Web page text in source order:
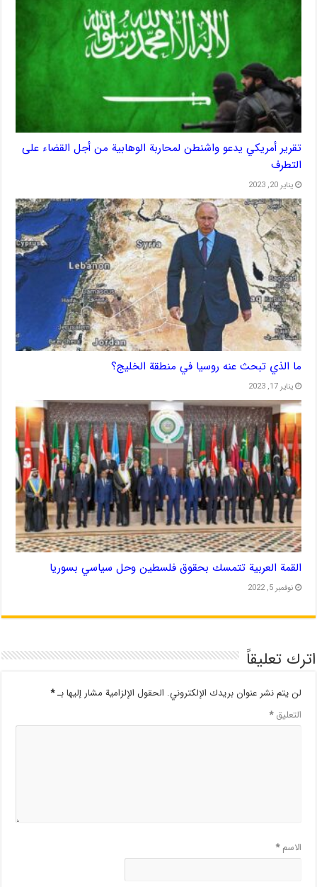
تقرير أمريكي يدعو واشنطن لمحاربة الوهابية من أجل القضاء على
التطرف
يناير 20, 2023
ما الذي تبحث عنه روسيا في منطقة الخليج؟
يناير 17, 2023
القمة العربية تتمسك بحقوق فلسطين وحل سياسي بسوريا
نوفمبر 5, 2022
اترك تعليقاً
لن يتم نشر عنوان بريدك الإلكتروني. الحقول الإلزامية مشار إليها بـ*
التعليق*
الاسم*